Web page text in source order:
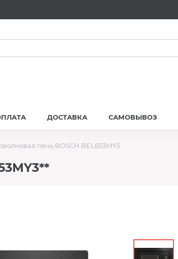
ДОСТАВКА САМОВЫВОЗ
печь BOSCH BEL653MY3